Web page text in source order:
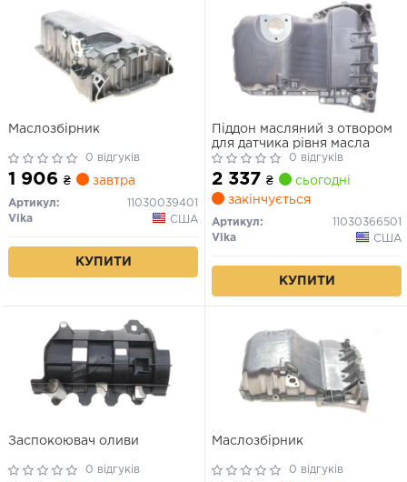
Маслозбірник
0 відгуків
1 906 ₴ завтра
Артикул:
11030039401
Vika
США
КУПИТИ
Піддон масляний з отвором
для датчика рівня масла
0 відгуків
2 337 ₴
сьогодні
закінчується
Артикул:
11030366501
Vika
США
КУПИТИ
Заспокоювач оливи
0 відгуків
Маслозбірник
0 відгуків